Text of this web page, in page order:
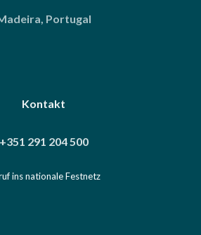
Portugal
Kontakt
+351 291 204 500
ins nationale Festnetz